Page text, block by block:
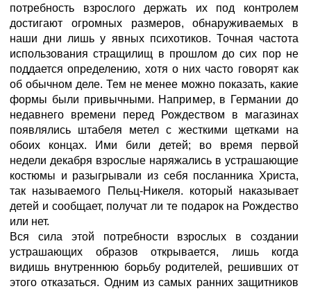
потребность взрослого держать их под контролем
достигают огромных размеров, обнаруживаемых в
наши дни лишь у явных психотиков. Точная частота
использования стращилищ в прошлом до сих пор не
поддается определению, хотя о них часто говорят как
об обычном деле. Тем не менее можно показать, какие
формы были привычными. Например, в Германии до
недавнего времени перед Рождеством в магазинах
появлялись штабеля метел с жесткими щетками на
обоих концах. Ими били детей; во время первой
недели декабря взрослые наряжались в устрашающие
костюмы и разыгрывали из себя посланника Христа,
так называемого Пельц-Никеля. который наказывает
детей и сообщает, получат ли те подарок на Рождество
или нет.
Вся сила этой потребности взрослых в создании
устрашающих образов открывается, лишь когда
видишь внутреннюю борьбу родителей, решивших от
этого отказаться. Одним из самых ранних защитников